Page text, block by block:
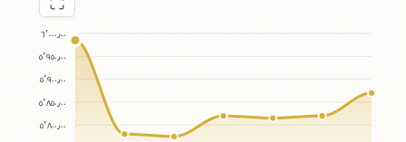
٦٬٠٠٠٫٠٠
٥٬٩٥٠٫٠٠
٥٬٩٠٠٫٠٠
٥٬٨٥٠٫٠٠
٥٬٨٠٠٫٠٠